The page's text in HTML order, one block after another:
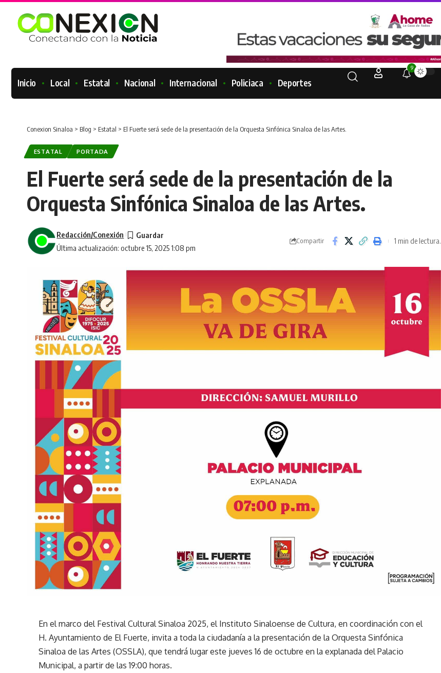
Inicio Local Estatal Nacional Internacional Policiaca Deportes
9
Conexion Sinaloa > Blog > Estatal > El Fuerte será sede de la presentación de la Orquesta Sinfónica Sinaloa de las Artes.
ESTATAL PORTADA
El Fuerte será sede de la presentación de la
Orquesta Sinfónica Sinaloa de las Artes.
Última actualización: octubre 15, 2025 1:08 pm
Redacción/Conexión
Compartir 1 min de lectura.
En el marco del Festival Cultural Sinaloa 2025, el Instituto Sinaloense de Cultura, en coordinación con el
H. Ayuntamiento de El Fuerte, invita a toda la ciudadanía a la presentación de la Orquesta Sinfónica
Sinaloa de las Artes (OSSLA), que tendrá lugar este jueves 16 de octubre en la explanada del Palacio
Municipal, a partir de las 19:00 horas.